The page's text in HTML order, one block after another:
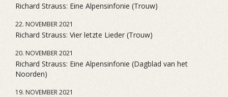
Richard Strauss: Eine Alpensinfonie (Trouw)
22. NOVEMBER 2021
Richard Strauss: Vier letzte Lieder (Trouw)
20. NOVEMBER 2021
Richard Strauss: Eine Alpensinfonie (Dagblad van het
Noorden)
19. NOVEMBER 2021